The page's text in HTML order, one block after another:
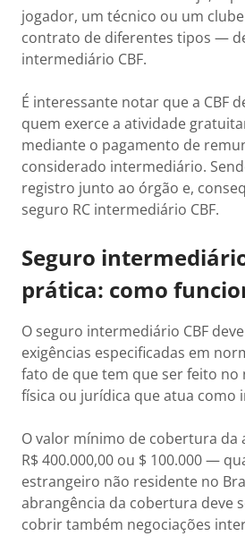
jogador, um técnico ou um
contrato de diferentes tipos —
intermediário CBF.
É interessante notar que a CBF
quem exerce a atividade
mediante o pagamento de
considerado intermediário.
registro junto ao órgão e,
seguro RC intermediário CBF.
Seguro
prática: como
O seguro intermediário CBF
exigências especificadas em
fato de que tem que ser feito no
física ou jurídica que atua como
O valor mínimo de cobertura da
R$ 400.000,00 ou $ 100.000 —
estrangeiro não residente no
abrangência da cobertura deve
cobrir também negociações